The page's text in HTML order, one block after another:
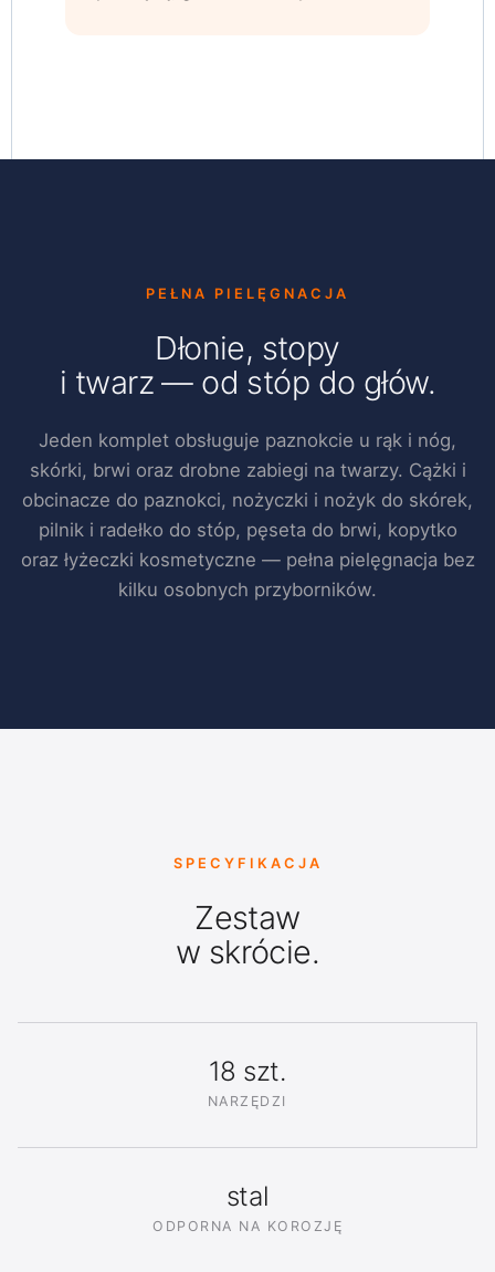
PEŁNA PIELĘGNACJA
Dłonie, stopy
i twarz — od stóp do głów.
Jeden komplet obsługuje paznokcie u rąk i nóg,
skórki, brwi oraz drobne zabiegi na twarzy. Cążki i
obcinacze do paznokci, nożyczki i nożyk do skórek,
pilnik i radełko do stóp, pęseta do brwi, kopytko
oraz łyżeczki kosmetyczne — pełna pielęgnacja bez
kilku osobnych przyborników.
SPECYFIKACJA
Zestaw
w skrócie.
18 szt.
NARZĘDZI
stal
ODPORNA NA KOROZJĘ